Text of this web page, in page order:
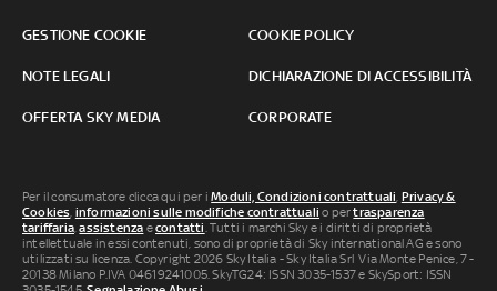
GESTIONE COOKIE COOKIE POLICY
NOTE LEGALI DICHIARAZIONE DI ACCESSIBILITÀ
OFFERTA SKY MEDIA CORPORATE
Per il consumatore clicca qui per iModuli, Condizioni contrattuali, Privacy &
Cookies, informazioni sulle modifiche contrattuali o pertrasparenza
tariffaria,assistenza econtatti. Tutti i marchi Sky e i diritti di proprietà
intellettuale in essi contenuti, sono di proprietà di Sky international AG e sono
utilizzati su licenza. Copyright 2026 Sky Italia - Sky Italia Srl Via Monte Penice, 7 -
20138 Milano P.IVA 04619241005. SkyTG24: ISSN 3035-1537 e SkySport: ISSN